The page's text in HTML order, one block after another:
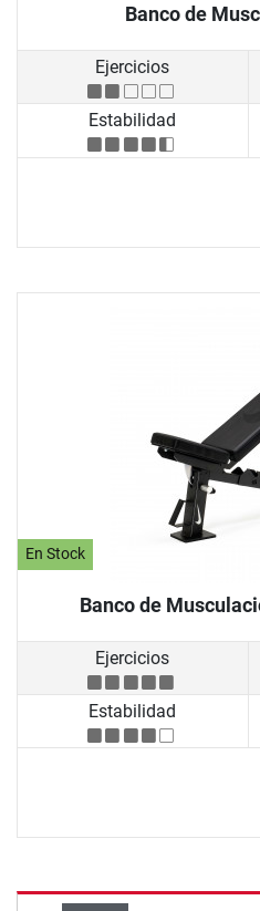
Banco de
Ejercicios
Estabilidad
En Stock
Banco de
Ejercicios
Estabilidad